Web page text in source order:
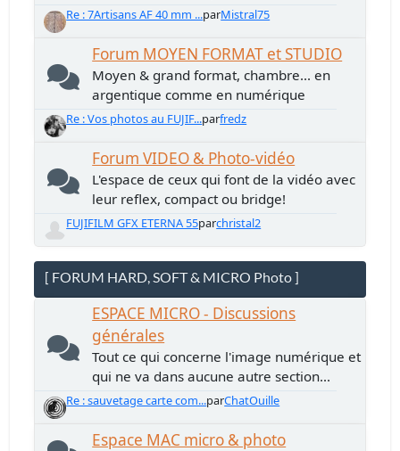
Re : 7Artisans AF 40 mm ...parMistral75
Forum MOYEN FORMAT et STUDIO
Moyen & grand format, chambre... en
argentique comme en numérique
Re : Vos photos au FUJIF...parfredz
Forum VIDEO & Photo-vidéo
L'espace de ceux qui font de la vidéo avec
leur reflex, compact ou bridge!
FUJIFILM GFX ETERNA 55parchristal2
[ FORUM HARD, SOFT & MICRO Photo ]
ESPACE MICRO - Discussions
générales
Tout ce qui concerne l'image numérique et
qui ne va dans aucune autre section...
Re : sauvetage carte com...parChatOuille
Espace MAC micro & photo